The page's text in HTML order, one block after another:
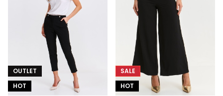
OUTLET
HOT
SALE
HOT